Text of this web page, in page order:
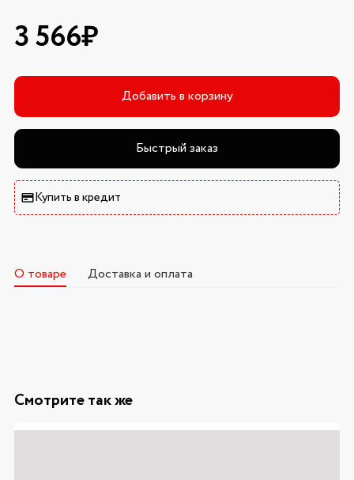
3 566₽
Добавить в корзину
Быстрый заказ
Купить в кредит
О товаре Доставка и оплата
Смотрите так же